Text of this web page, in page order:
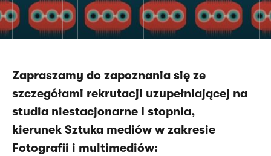
Zapraszamy do zapoznania się ze
szczegółami rekrutacji uzupełniającej na
studia niestacjonarne I stopnia,
kierunek Sztuka mediów w zakresie
Fotografii i multimediów: